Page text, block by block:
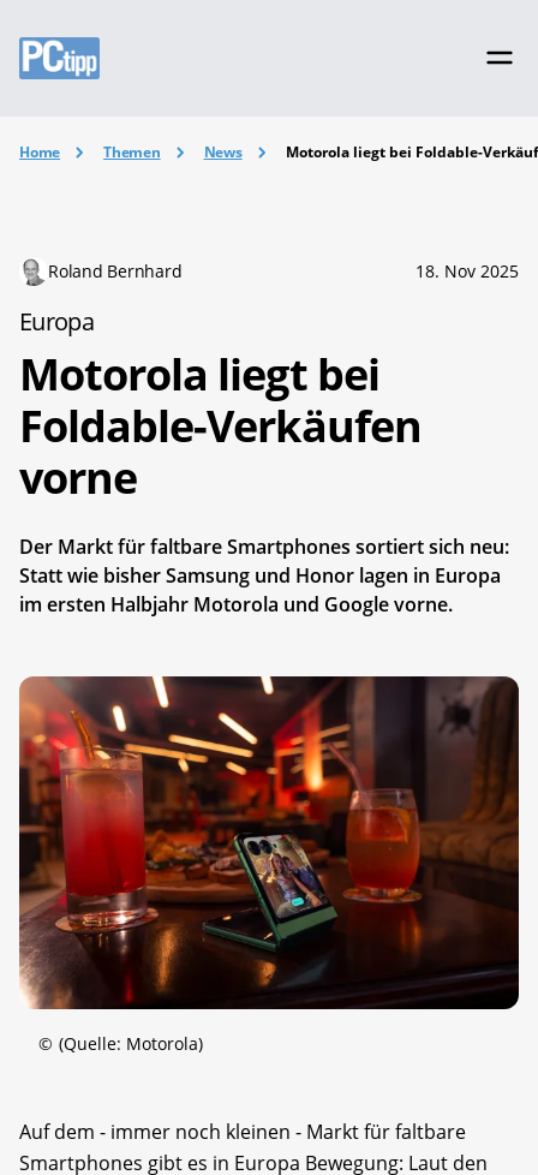
Home Themen News Motorola liegt bei Foldable-
Roland Bernhard 18. Nov 2025
Europa
Motorola liegt bei
Foldable-Verkäufen
vorne
Der Markt für faltbare Smartphones sortiert sich neu:
Statt wie bisher Samsung und Honor lagen in Europa
im ersten Halbjahr Motorola und Google vorne.
© (Quelle: Motorola)
Auf dem - immer noch kleinen - Markt für faltbare
Smartphones gibt es in Europa Bewegung: Laut den